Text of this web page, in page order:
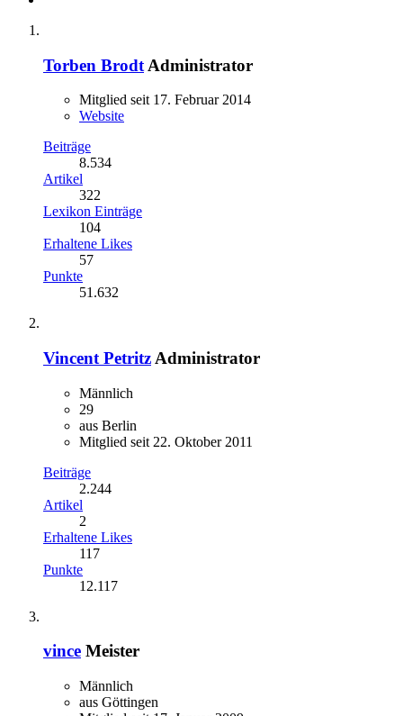
Torben Brodt Administrator
Mitglied seit 17. Februar 2014
Website
Beiträge
8.534
Artikel
322
Lexikon Einträge
104
Erhaltene Likes
57
Punkte
51.632
Vincent Petritz Administrator
Männlich
29
aus Berlin
Mitglied seit 22. Oktober 2011
Beiträge
2.244
Artikel
2
Erhaltene Likes
117
Punkte
12.117
vince Meister
Männlich
aus Göttingen